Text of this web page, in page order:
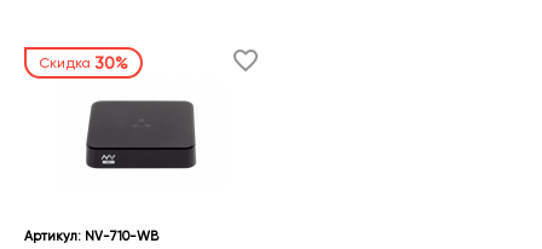
Скидка 30%
Артикул: NV-710-WB